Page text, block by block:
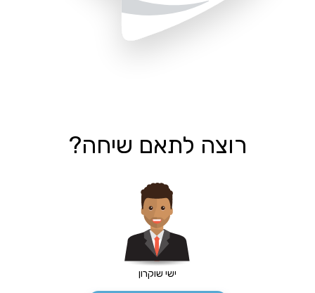
רוצה לתאם שיחה?
ישי שוקרון